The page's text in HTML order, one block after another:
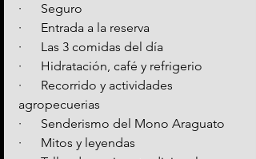
·      Seguro
·      Entrada a la reserva
·      Las 3 comidas del día
·      Hidratación, café y refrigerio
·      Recorrido y actividades
agropecuerias
·      Senderismo del Mono Araguato
·      Mitos y leyendas